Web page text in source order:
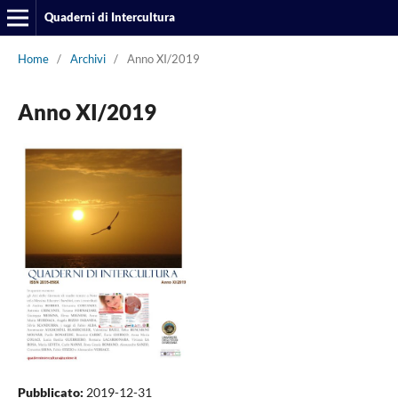
Quaderni di Intercultura
Home / Archivi / Anno XI/2019
Anno XI/2019
Pubblicato: 2019-12-31